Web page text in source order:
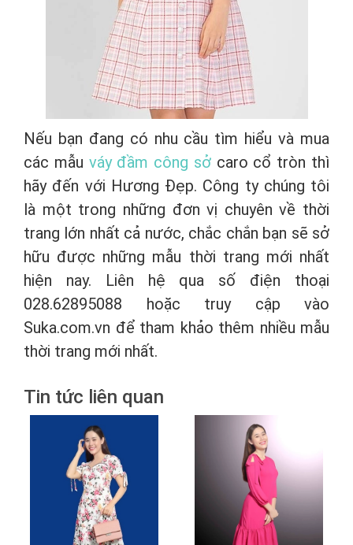
Nếu bạn đang có nhu cầu tìm hiểu và mua
các mẫu váy đầm công sởcaro cổ tròn thì
hãy đến với Hương Đẹp. Công ty chúng tôi
là một trong những đơn vị chuyên về thời
trang lớn nhất cả nước, chắc chắn bạn sẽ sở
hữu được những mẫu thời trang mới nhất
hiện nay. Liên hệ qua số điện thoại
028.62895088 hoặc truy cập vào
Suka.com.vn để tham khảo thêm nhiều mẫu
thời trang mới nhất.
Tin tức liên quan